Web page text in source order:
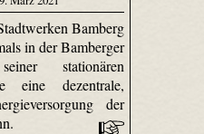
Bamberg
in der Bamberger
stationären
eine dezentrale,
der